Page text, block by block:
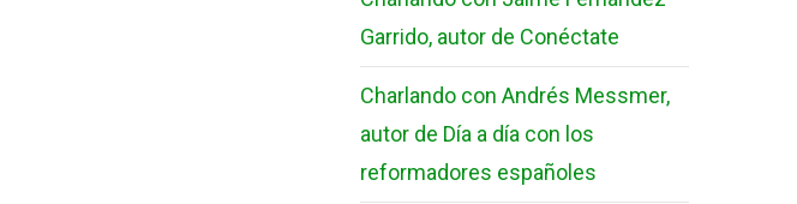
Garrido, autor de Conéctate
Charlando con Andrés Messmer,
autor de Día a día con los
reformadores españoles